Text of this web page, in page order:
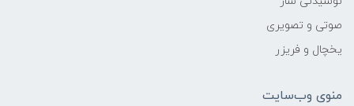
صوتی و تصویری
یخچال و فریزر
منوی وب‌سایت